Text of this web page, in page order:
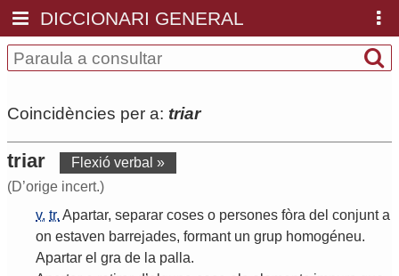
DICCIONARI GENERAL
Coincidències per a: triar
triar
Flexió verbal »
(D’orige incert.)
v. tr. Apartar, separar coses o persones fòra del conjunt a
on estaven barrejades, formant un grup homogéneu.
Apartar el gra de la palla.